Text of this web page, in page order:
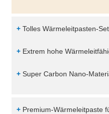
+ Tolles Wärmeleitpasten-
+ Extrem hohe
+ Super Carbon Nano-
+ Premium-Wärmeleitpaste